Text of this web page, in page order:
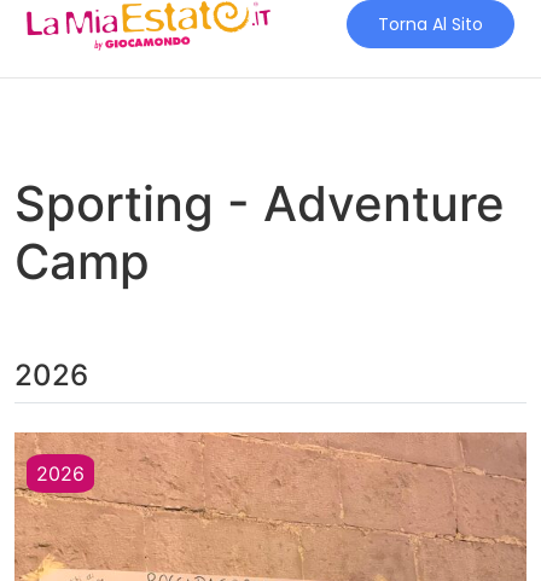
Torna Al Sito
Sporting - Adventure
Camp
2026
2026